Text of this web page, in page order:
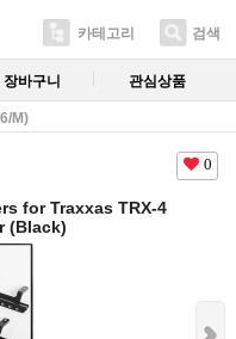
카테고리 검색
장바구니 관심상품
M)
0
for Traxxas TRX-4
(Black)